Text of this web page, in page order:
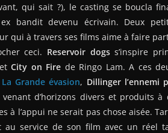
qui sait ?), le casting se boucla
ex bandit devenu écrivain. Deux
qui à travers ses films aime à faire
ceci. Reservoir dogss’inspire
City on Fire de Ringo Lam. A ces
La Grande évasion, Dillinger l’ennemi
venant d’horizons divers et produits
à l’appui ne serait pas chose aisée.
au service de son film avec un réel